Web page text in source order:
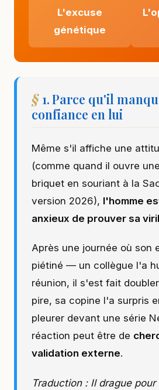
L'excuse
génétique
1. Parce qu'il
confiance en lui
Même s'il affiche une
(comme quand il ouvre
briquet en souriant à la
version 2026), l'homme
anxieux de prouver sa
Après une journée où son
piétiné — un collègue l'a
réunion, il s'est fait
pire, sa copine l'a surpris
pleurer devant une série
réaction peut être de
validation externe.
Traduction : Il drague